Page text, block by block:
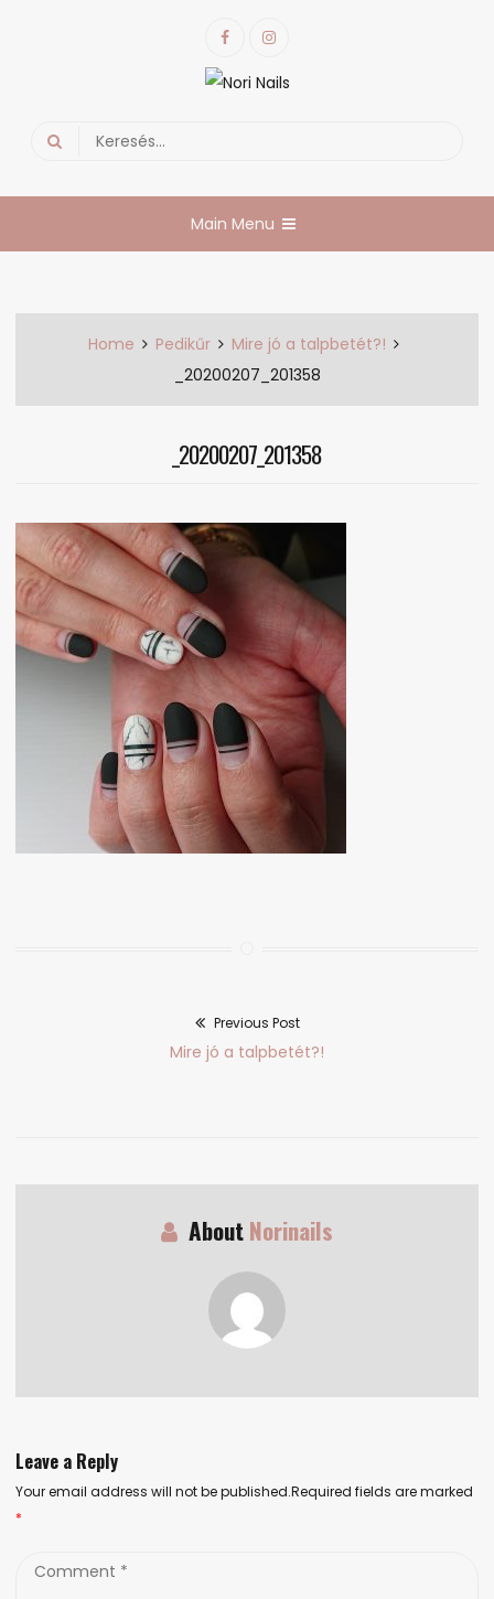
FacebookInstagram
Nori Nails
Search
Main Menu
Home Pedikűr
Mire jó a talpbetét?!
_20200207_201358
_20200207_201358
Previous Post
Previous
Mire jó a talpbetét?!
AboutNorinails
Leave a Reply
Your email address will not be published.Required fields are marked
*
Comment